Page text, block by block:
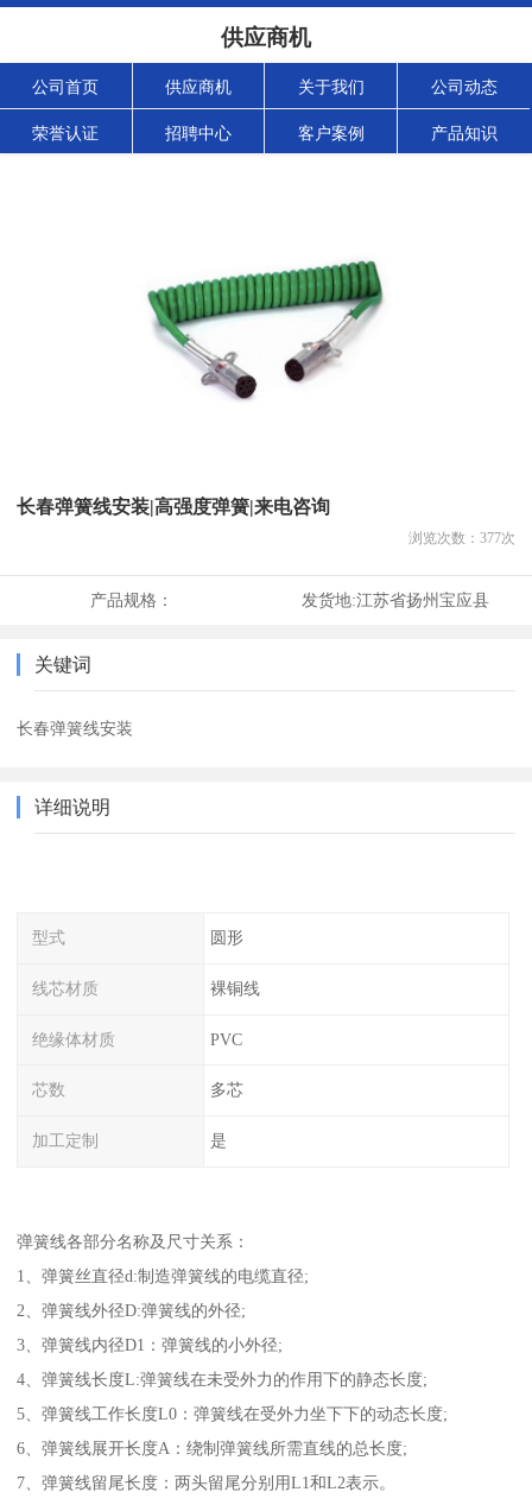
供应商机
公司首页 供应商机 关于我们 公司动态
荣誉认证 招聘中心 客户案例 产品知识
长春弹簧线安装|高强度弹簧|来电咨询
浏览次数： 377次
产品规格： 发货地:江苏省扬州宝应县
关键词
长春弹簧线安装
详细说明
型式 圆形
线芯材质 裸铜线
绝缘体材质 PVC
芯数 多芯
加工定制 是
弹簧线各部分名称及尺寸关系：
1、弹簧丝直径d:制造弹簧线的电缆直径;
2、弹簧线外径D:弹簧线的外径;
3、弹簧线内径D1：弹簧线的小外径;
4、弹簧线长度L:弹簧线在未受外力的作用下的静态长度;
5、弹簧线工作长度L0：弹簧线在受外力坐下下的动态长度;
6、弹簧线展开长度A：绕制弹簧线所需直线的总长度;
7、弹簧线留尾长度：两头留尾分别用L1和L2表示。